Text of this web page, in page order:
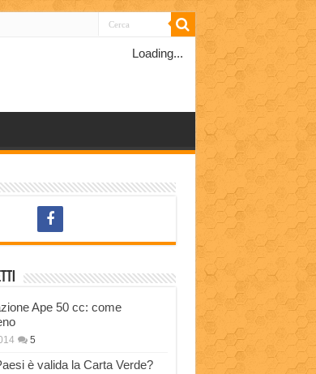
Loading...
Ape 50 cc: come
5
è valida la Carta Verde?